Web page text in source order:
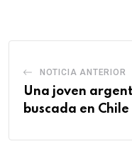
NOTICIA ANTERIOR
Una joven
buscada en Chile